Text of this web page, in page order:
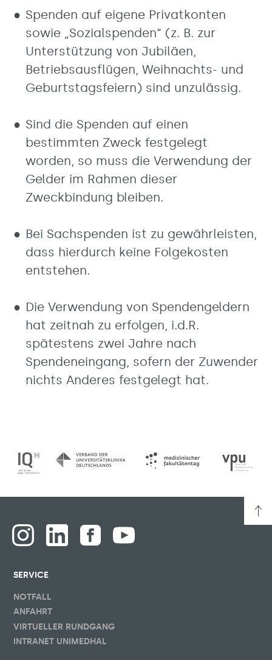
Spenden auf eigene Privatkonten
sowie „Sozialspenden“ (z. B. zur
Unterstützung von Jubiläen,
Betriebsausflügen, Weihnachts- und
Geburtstagsfeiern) sind unzulässig.
Sind die Spenden auf einen
bestimmten Zweck festgelegt
worden, so muss die Verwendung der
Gelder im Rahmen dieser
Zweckbindung bleiben.
Bei Sachspenden ist zu gewährleisten,
dass hierdurch keine Folgekosten
entstehen.
Die Verwendung von Spendengeldern
hat zeitnah zu erfolgen, i.d.R.
spätestens zwei Jahre nach
Spendeneingang, sofern der Zuwender
nichts Anderes festgelegt hat.
SERVICE
NOTFALL
ANFAHRT
VIRTUELLER RUNDGANG
INTRANET UNIMEDHAL